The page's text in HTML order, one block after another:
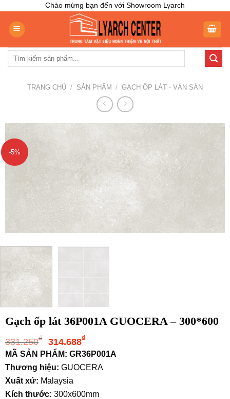
content
Chào mừng bạn đến với Showroom Lyarch
Tìm
TRANG CHỦ / SẢN PHẨM / GẠCH ỐP LÁT - VÁN SÀN
-5%
Gạch ốp lát 36P001A GUOCERA – 300*600
331.250₫
Giá
gốc
là:
331.250₫.
314.688₫Giá
hiện
tại
314.688₫.
MÃ SẢN PHẨM: GR36P001A
Thương hiệu: GUOCERA
Xuất xứ: Malaysia
Kích thước: 300x600mm